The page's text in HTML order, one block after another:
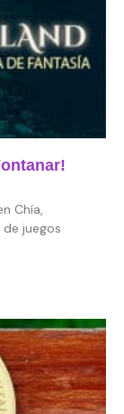
Chía,
juegos